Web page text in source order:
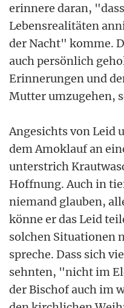
erinnere daran,
Lebensrealitäten
der Nacht" komme.
auch persönlich
Erinnerungen und
Mutter umzugehen,
Angesichts von Leid
dem Amoklauf an
unterstrich
Hoffnung. Auch in
niemand glauben,
könne er das Leid
solchen Situationen
spreche. Dass sich
sehnten, "nicht im
der Bischof auch im